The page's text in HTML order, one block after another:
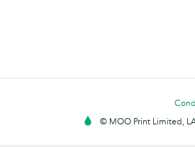
© MOO Print Limited,